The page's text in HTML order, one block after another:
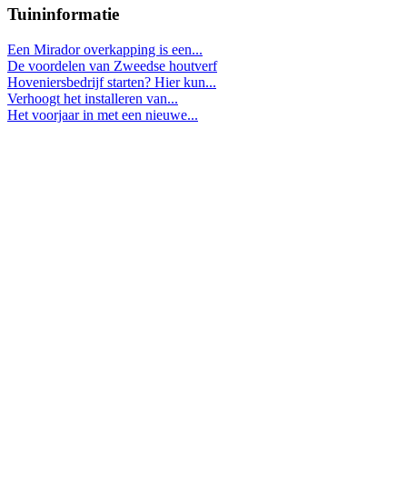
Tuininformatie
Een Mirador overkapping is een...
De voordelen van Zweedse houtverf
Hoveniersbedrijf starten? Hier kun...
Verhoogt het installeren van...
Het voorjaar in met een nieuwe...